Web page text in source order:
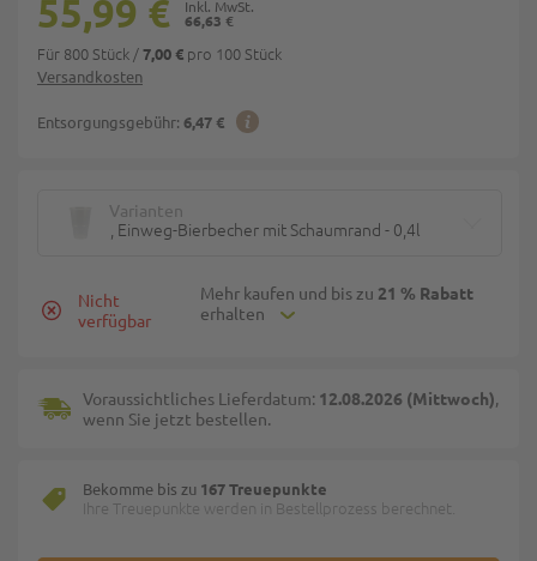
Versandkosten
Entsorgungsgebühr: 6,47 €
66,63 €
55,99 €
Für 800 Stück /7,00 € pro 100 Stück
Varianten
, Einweg-Bierbecher mit Schaumrand - 0,4l
Mehr kaufen und bis zu 21 % Rabatt
erhalten
Nicht
verfügbar
Voraussichtliches Lieferdatum: 12.08.2026 (Mittwoch),
wenn Sie jetzt bestellen.
Bekomme bis zu 167 Treuepunkte
Ihre Treuepunkte werden in Bestellprozess berechnet.